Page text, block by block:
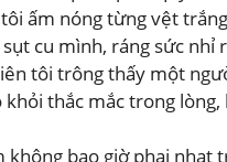
ấm nóng từng vệt
cu mình, ráng sức
tôi trông thấy một
thắc mắc trong
bao giờ phai